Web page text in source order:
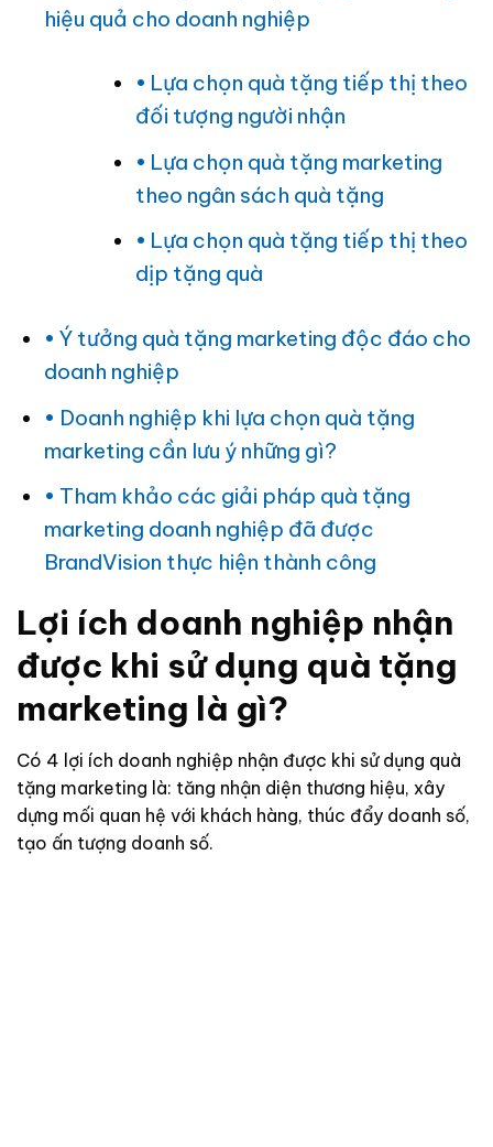
hiệu quả cho doanh nghiệp
Lựa chọn quà tặng tiếp thị theo
đối tượng người nhận
Lựa chọn quà tặng marketing
theo ngân sách quà tặng
Lựa chọn quà tặng tiếp thị theo
dịp tặng quà
Ý tưởng quà tặng marketing độc đáo cho
doanh nghiệp
Doanh nghiệp khi lựa chọn quà tặng
marketing cần lưu ý những gì?
Tham khảo các giải pháp quà tặng
marketing doanh nghiệp đã được
BrandVision thực hiện thành công
Lợi ích doanh nghiệp nhận
được khi sử dụng quà tặng
marketing là gì?
Có 4 lợi ích doanh nghiệp nhận được khi sử dụng quà
tặng marketing là: tăng nhận diện thương hiệu, xây
dựng mối quan hệ với khách hàng, thúc đẩy doanh số,
tạo ấn tượng doanh số.